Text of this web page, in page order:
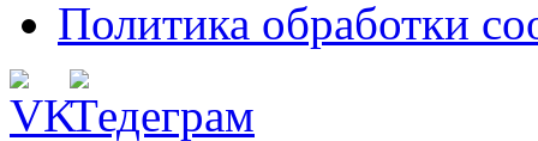
Политика обработки